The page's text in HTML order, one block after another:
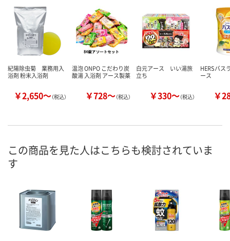
紀陽除虫菊 業務用入
浴剤 粉末入浴剤
￥2,650～（税込）
温泡 ONPO こだわり炭
酸湯 入浴剤 アース製薬
￥728～（税込）
白元アース いい湯旅
立ち
￥330～（税込）
HERSバス
ース
￥
この商品を見た人はこちらも検討されていま
す